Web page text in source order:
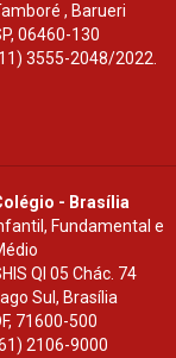
, Barueri
, 06460-130
3555-2048/2022.
- Brasília
Fundamental e
Ql 05 Chác. 74
Sul, Brasília
, 71600-500
2106-9000